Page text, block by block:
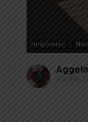
Επιφάνειες
April 6,